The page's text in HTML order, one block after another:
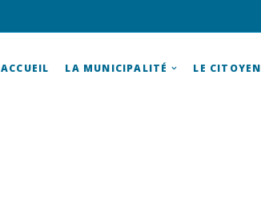
ACCUEIL LA MUNICIPALITÉ LE CITOYEN